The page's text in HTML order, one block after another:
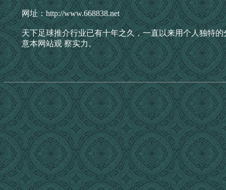
网址：http://www.668838.net
天下足球推介行业已有十年之久，一直以来用个人独特
意本网站观 察实力。